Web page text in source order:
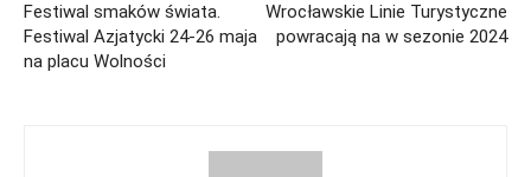
Festiwal smaków świata.
Festiwal Azjatycki 24-26 maja
na placu Wolności
Wrocławskie Linie Turystyczne
powracają na w sezonie 2024